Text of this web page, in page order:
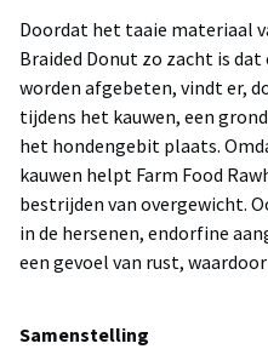
Doordat het taaie materiaal
Braided Donut zo zacht is
worden afgebeten, vindt er,
tijdens het kauwen, een
het hondengebit plaats.
kauwen helpt Farm Food
bestrijden van overgewicht.
in de hersenen, endorfine
een gevoel van rust,
Samenstelling